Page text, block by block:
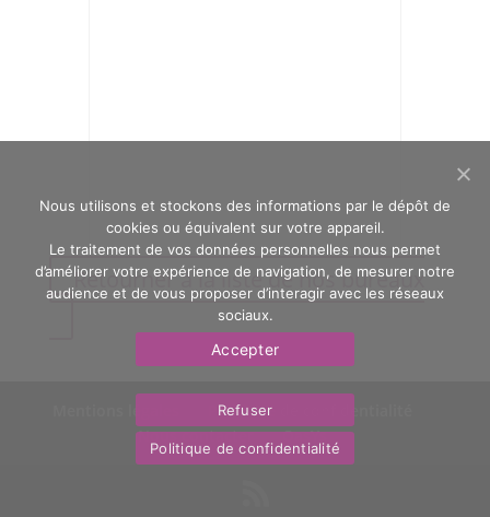
Retourner à la liste de nos bureaux
Politique de confidentialité
Nous contacter
OasYs
Nous utilisons et stockons des informations par le dépôt de
cookies ou équivalent sur votre appareil.
Le traitement de vos données personnelles nous permet
d’améliorer votre expérience de navigation, de mesurer notre
audience et de vous proposer d’interagir avec les réseaux
sociaux.
Accepter
Refuser
Politique de confidentialité